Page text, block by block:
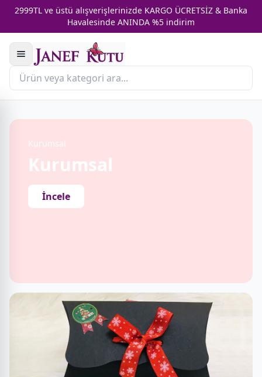
2999TL ve üstü alışverişlerinizde KARGO ÜCRETSİZ & Banka
Havalesinde ANINDA %5 indirim
Kurumsal
Kurumsal
İncele